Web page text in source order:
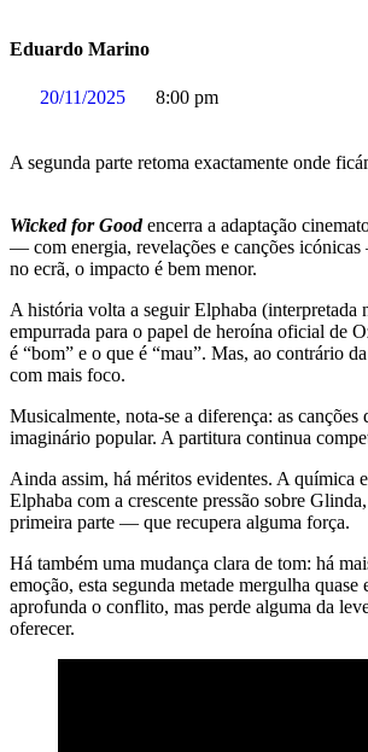
Eduardo Marino
20/11/2025 8:00 pm
A segunda parte retoma exactamente onde
Wicked for Goodencerra a adaptação
— com energia, revelações e canções icónicas
no ecrã, o impacto é bem menor.
A história volta a seguir Elphaba (interpretada
empurrada para o papel de heroína oficial de
é “bom” e o que é “mau”. Mas, ao contrário
com mais foco.
Musicalmente, nota-se a diferença: as
imaginário popular. A partitura continua
Ainda assim, há méritos evidentes. A química
Elphaba com a crescente pressão sobre
primeira parte — que recupera alguma força.
Há também uma mudança clara de tom: há
emoção, esta segunda metade mergulha
aprofunda o conflito, mas perde alguma da
oferecer.